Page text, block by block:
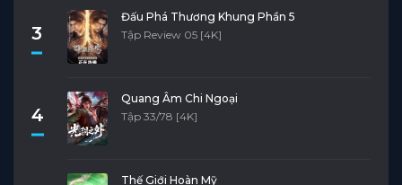
3
Đấu Phá Thương Khung Phần 5
Tập Review 05 [4K]
4
Quang Âm Chi Ngoại
Tập 33/78 [4K]
Thế Giới Hoàn Mỹ